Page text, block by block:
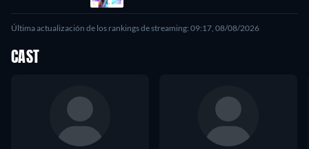
Última actualización de los rankings de streaming: 09:17, 08/08/2026
CAST